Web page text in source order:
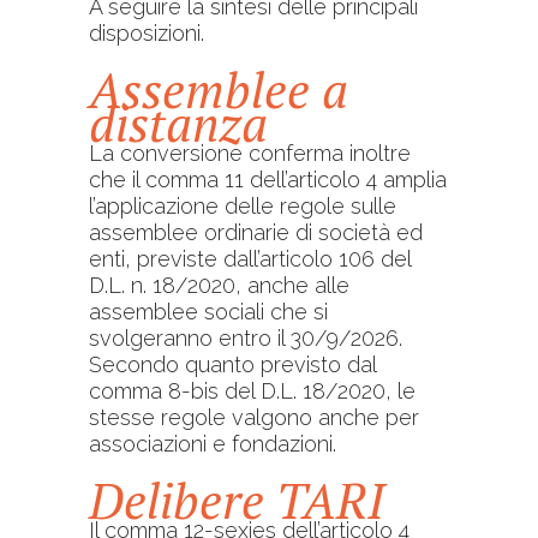
A seguire la sintesi delle principali
disposizioni.
Assemblee a
distanza
La conversione conferma inoltre
che il comma 11 dell’articolo 4 amplia
l’applicazione delle regole sulle
assemblee ordinarie di società ed
enti, previste dall’articolo 106 del
D.L. n. 18/2020, anche alle
assemblee sociali che si
svolgeranno entro il 30/9/2026.
Secondo quanto previsto dal
comma 8-bis del D.L. 18/2020, le
stesse regole valgono anche per
associazioni e fondazioni.
Delibere TARI
Il comma 12-sexies dell’articolo 4